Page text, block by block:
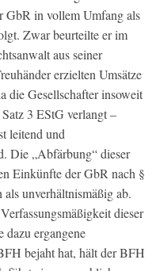
GbR in vollem Umfang als
Zwar beurteilte er im
aus seiner
erzielten Umsätze
die Gesellschafter insoweit
3 EStG verlangt –
leitend und
Die „Abfärbung“ dieser
Einkünfte der GbR nach §
unverhältnismäßig ab.
dieser
ergangene
bejaht hat, hält der BFH